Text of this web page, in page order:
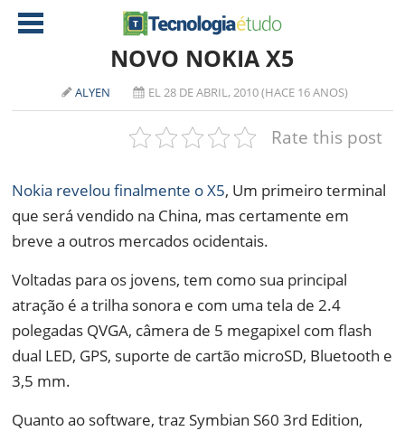
NOTÍCIAS
NVIDIA
SOFTWARE
NOTEBOOKS
NOKIA
DOWNLOADS
ANÁLISE
NOVO NOKIA X5
ALYEN EL 28 DE ABRIL, 2010 (HACE 16 ANOS)
Rate this post
Nokia revelou finalmente o X5, Um primeiro terminal
que será vendido na China, mas certamente em
breve a outros mercados ocidentais.
Voltadas para os jovens, tem como sua principal
atração é a trilha sonora e com uma tela de 2.4
polegadas QVGA, câmera de 5 megapixel com flash
dual LED, GPS, suporte de cartão microSD, Bluetooth e
3,5 mm.
Quanto ao software, traz Symbian S60 3rd Edition,